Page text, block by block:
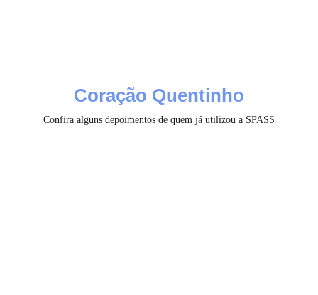
Coração Quentinho
Confira alguns depoimentos de quem já utilizou a SPASS